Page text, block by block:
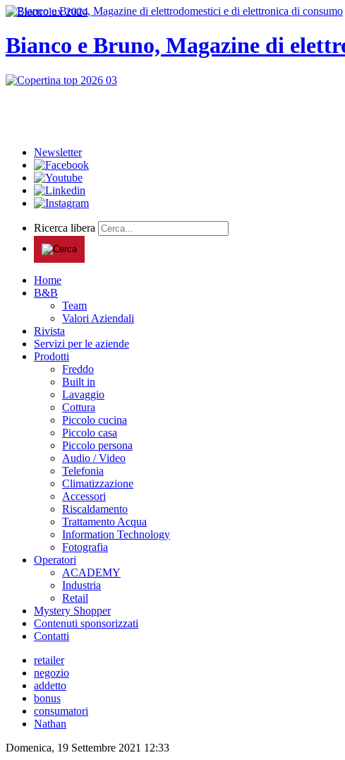
Bianco e Bruno, Magazine di
Newsletter
Ricerca libera
Home
B&B
Team
Valori Aziendali
Rivista
Servizi per le aziende
Prodotti
Freddo
Built in
Lavaggio
Cottura
Piccolo cucina
Piccolo casa
Piccolo persona
Audio / Video
Telefonia
Climatizzazione
Accessori
Riscaldamento
Trattamento Acqua
Information Technology
Fotografia
Operatori
ACADEMY
Industria
Retail
Mystery Shopper
Contenuti sponsorizzati
Contatti
retailer
negozio
addetto
bonus
consumatori
Nathan
Domenica, 19 Settembre 2021 12:33